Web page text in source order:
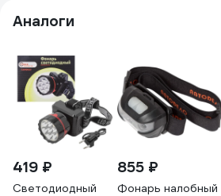
Аналоги
419 ₽
Светодиодный
855 ₽
Фонарь налобный